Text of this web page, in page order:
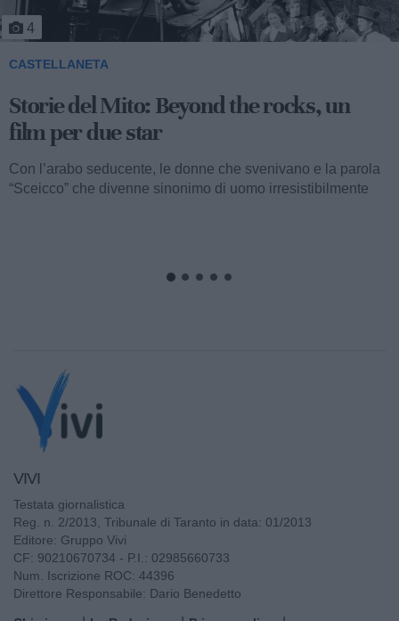
5
CASTELLANETA
Storie del Mito: Uno sceicco esuberante
Valentino fu consacrato attore internazionale, come abbiamo
visto, con il film “I quattro cavalieri dell’Apocalisse”. Così
cominciava...
VIVI
Testata giornalistica
Reg. n. 2/2013, Tribunale di Taranto in data: 01/2013
Editore: Gruppo Vivi
CF: 90210670734 - P.I.: 02985660733
Num. Iscrizione ROC: 44396
Direttore Responsabile: Dario Benedetto